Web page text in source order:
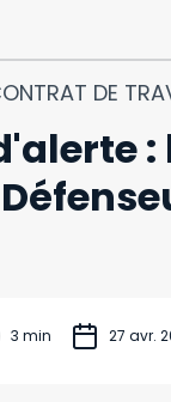
DE
:
3 min 27 avr.